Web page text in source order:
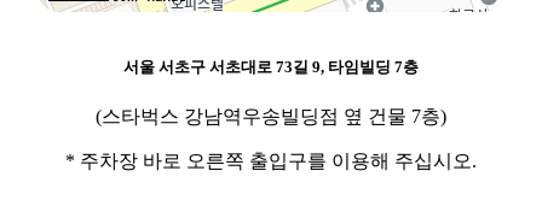
서울 서초구 서초대로 73길 9, 타임빌딩 7층
(스타벅스 강남역우송빌딩점 옆 건물 7층)
* 주차장 바로 오른쪽 출입구를 이용해 주십시오.